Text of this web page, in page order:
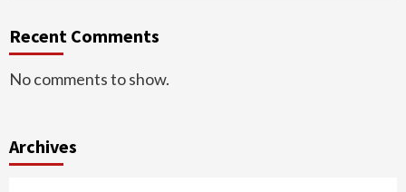
Recent Comments
No comments to show.
Archives